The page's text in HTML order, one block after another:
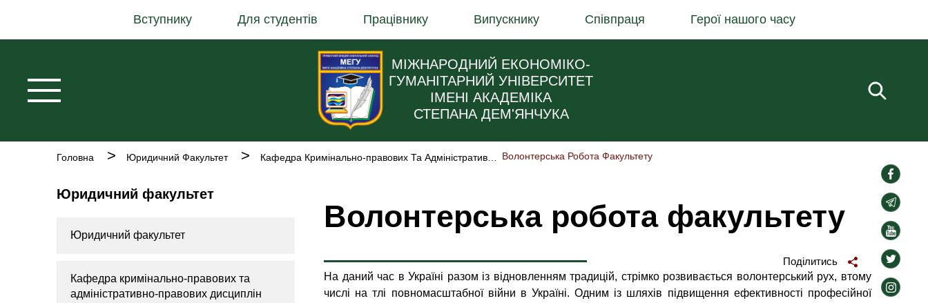
основного
Вступнику Для студентів Працівнику Випускнику Співпраця Герої нашого часу
МІЖНАРОДНИЙ ЕКОНОМІКО-
ГУМАНІТАРНИЙ УНІВЕРСИТЕТ
ІМЕНІ АКАДЕМІКА
СТЕПАНА ДЕМ'ЯНЧУКА
Рядок
Головна Юридичний Факультет Волонтерська Робота Факультету
Юридичний факультет
Юридичний факультет
Кафедра кримінально-правових та
адміністративно-правових дисциплін
Волонтерська робота факультету
Поділитись
На даний час в Україні разом із відновленням традицій, стрімко розвивається волонтерський рух, втому
числі на тлі повномасштабної війни в Україні. Одним із шляхів підвищення ефективності професійної
social-
links
social-
links
social-
links
social-
links
social-